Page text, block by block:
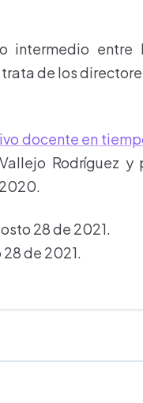
intermedio entre
de los
docente en
Rodríguez
28 de 2021.
de 2021.